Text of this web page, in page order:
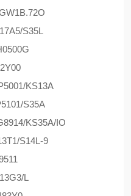
S35L
KS13A
S35A
KS35A/IO
S14L-9
L